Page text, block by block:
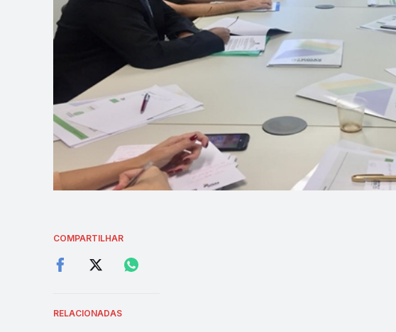
COMPARTILHAR
RELACIONADAS